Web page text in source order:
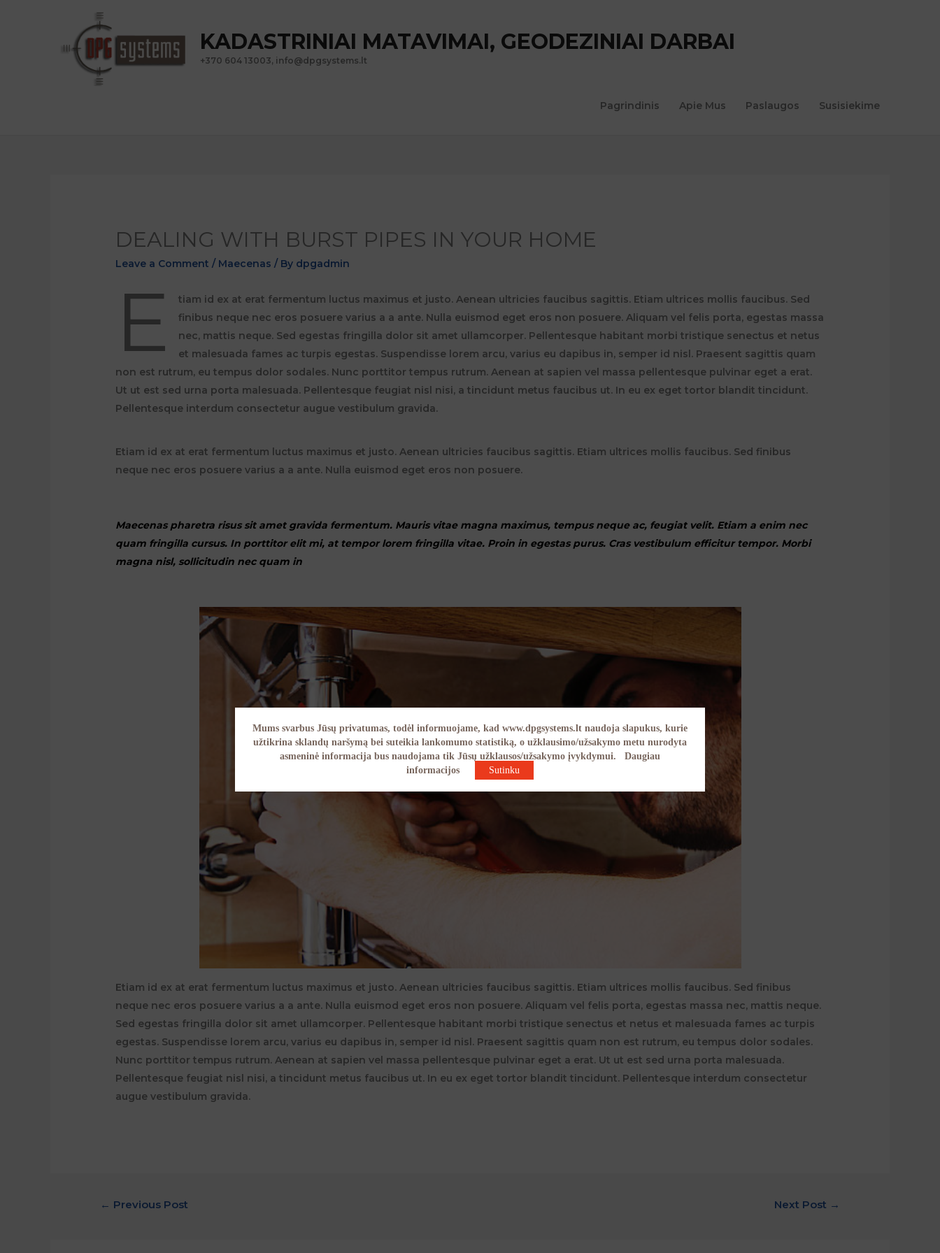
KADASTRINIAI MATAVIMAI, GEODEZINIAI DARBAI
+370 604 13003, info@dpgsystems.lt
Pagrindinis Apie Mus Paslaugos Susisiekime
DEALING WITH BURST PIPES IN YOUR HOME
Leave a Comment / Maecenas / By dpgadmin
E
tiam id ex at erat fermentum luctus maximus et justo. Aenean ultricies faucibus sagittis. Etiam ultrices mollis faucibus. Sed
finibus neque nec eros posuere varius a a ante. Nulla euismod eget eros non posuere. Aliquam vel felis porta, egestas massa
nec, mattis neque. Sed egestas fringilla dolor sit amet ullamcorper. Pellentesque habitant morbi tristique senectus et netus
et malesuada fames ac turpis egestas. Suspendisse lorem arcu, varius eu dapibus in, semper id nisl. Praesent sagittis quam
non est rutrum, eu tempus dolor sodales. Nunc porttitor tempus rutrum. Aenean at sapien vel massa pellentesque pulvinar eget a erat.
Ut ut est sed urna porta malesuada. Pellentesque feugiat nisl nisi, a tincidunt metus faucibus ut. In eu ex eget tortor blandit tincidunt.
Pellentesque interdum consectetur augue vestibulum gravida.
Etiam id ex at erat fermentum luctus maximus et justo. Aenean ultricies faucibus sagittis. Etiam ultrices mollis faucibus. Sed finibus
neque nec eros posuere varius a a ante. Nulla euismod eget eros non posuere.
Maecenas pharetra risus sit amet gravida fermentum. Mauris vitae magna maximus, tempus neque ac, feugiat velit. Etiam a enim nec
quam fringilla cursus. In porttitor elit mi, at tempor lorem fringilla vitae. Proin in egestas purus. Cras vestibulum efficitur tempor. Morbi
magna nisl, sollicitudin nec quam in
Etiam id ex at erat fermentum luctus maximus et justo. Aenean ultricies faucibus sagittis. Etiam ultrices mollis faucibus. Sed finibus
neque nec eros posuere varius a a ante. Nulla euismod eget eros non posuere. Aliquam vel felis porta, egestas massa nec, mattis neque.
Sed egestas fringilla dolor sit amet ullamcorper. Pellentesque habitant morbi tristique senectus et netus et malesuada fames ac turpis
egestas. Suspendisse lorem arcu, varius eu dapibus in, semper id nisl. Praesent sagittis quam non est rutrum, eu tempus dolor sodales.
Nunc porttitor tempus rutrum. Aenean at sapien vel massa pellentesque pulvinar eget a erat. Ut ut est sed urna porta malesuada.
Pellentesque feugiat nisl nisi, a tincidunt metus faucibus ut. In eu ex eget tortor blandit tincidunt. Pellentesque interdum consectetur
augue vestibulum gravida.
POST
← Previous Post Next Post →
Mums svarbus Jūsų privatumas, todėl informuojame, kad www.dpgsystems.lt naudoja slapukus, kurie
užtikrina sklandų naršymą bei suteikia lankomumo statistiką, o užklausimo/užsakymo metu nurodyta
asmeninė informacija bus naudojama tik Jūsų užklausos/užsakymo įvykdymui.
Daugiau
informacijos
Sutinku